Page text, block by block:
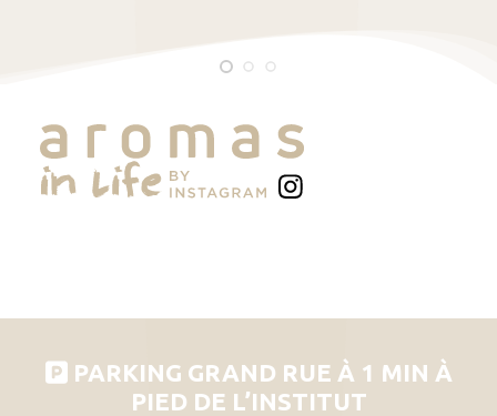
PARKING GRAND RUE À 1 MIN À
PIED DE L’INSTITUT